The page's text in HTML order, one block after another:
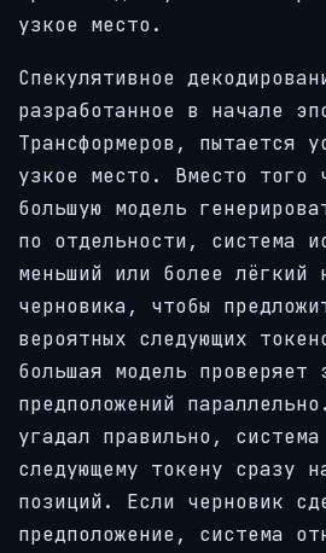
узкое место.
Спекулятивное
разработанное в начале
Трансформеров, пытается
узкое место. Вместо того
большую модель
по отдельности, система
меньший или более лёгкий
черновика, чтобы
вероятных следующих
большая модель проверяет
предположений
угадал правильно,
следующему токену сразу
позиций. Если черновик
предположение, система